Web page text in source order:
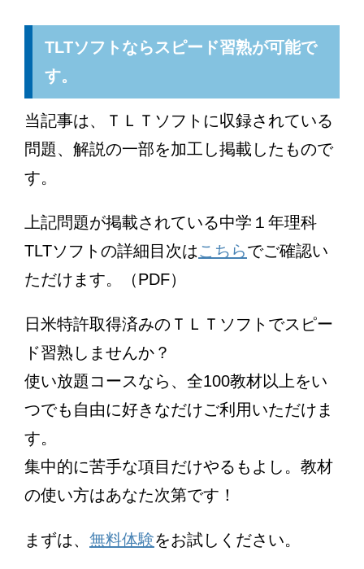
TLTソフトならスピード習熟が可能で
す。
当記事は、ＴＬＴソフトに収録されている
問題、解説の一部を加工し掲載したもので
す。
上記問題が掲載されている中学１年理科
TLTソフトの詳細目次はこちらでご確認い
ただけます。（PDF）
日米特許取得済みのＴＬＴソフトでスピー
ド習熟しませんか？
使い放題コースなら、全100教材以上をい
つでも自由に好きなだけご利用いただけま
す。
集中的に苦手な項目だけやるもよし。教材
の使い方はあなた次第です！
まずは、 無料体験をお試しください。